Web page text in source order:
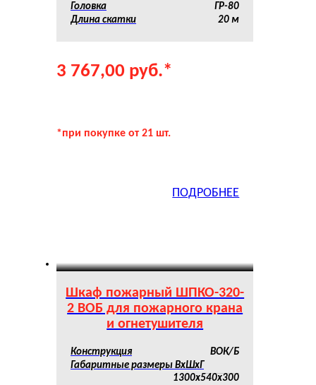
Головка
ГР-80
Длина скатки
20 м
3 767,00 руб.*
*при покупке от 21 шт.
ПОДРОБНЕЕ
Шкаф пожарный ШПКО-320-
2 ВОБ для пожарного крана
и огнетушителя
Конструкция
ВОК/Б
Габаритные размеры ВхШхГ
1300х540х300